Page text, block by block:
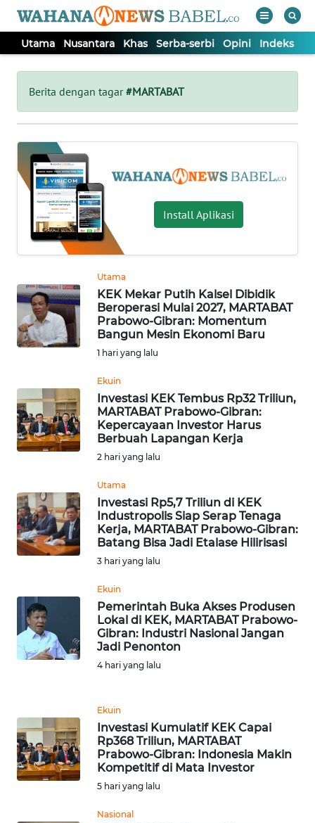
Utama Nusantara Khas Serba-serbi Opini Indeks
Berita dengan tagar#MARTABAT
Install Aplikasi
Utama
KEK Mekar Putih Kalsel Dibidik
Beroperasi Mulai 2027, MARTABAT
Prabowo-Gibran: Momentum
Bangun Mesin Ekonomi Baru
1 hari yang lalu
Ekuin
Investasi KEK Tembus Rp32 Triliun,
MARTABAT Prabowo-Gibran:
Kepercayaan Investor Harus
Berbuah Lapangan Kerja
2 hari yang lalu
Utama
Investasi Rp5,7 Triliun di KEK
Industropolis Siap Serap Tenaga
Kerja, MARTABAT Prabowo-Gibran:
Batang Bisa Jadi Etalase Hilirisasi
3 hari yang lalu
Ekuin
Pemerintah Buka Akses Produsen
Lokal di KEK, MARTABAT Prabowo-
Gibran: Industri Nasional Jangan
Jadi Penonton
4 hari yang lalu
Ekuin
Investasi Kumulatif KEK Capai
Rp368 Triliun, MARTABAT
Prabowo-Gibran: Indonesia Makin
Kompetitif di Mata Investor
5 hari yang lalu
Nasional
Tutup
UTAMA
NUSANTARA
KHAS
SERBA-
SERBI
OPINI
Informasi
KONTAK
KAMI
TENTANG
KAMI
SIBER
REDAKSI
DISCLAIMER
Wahana
News
Regional